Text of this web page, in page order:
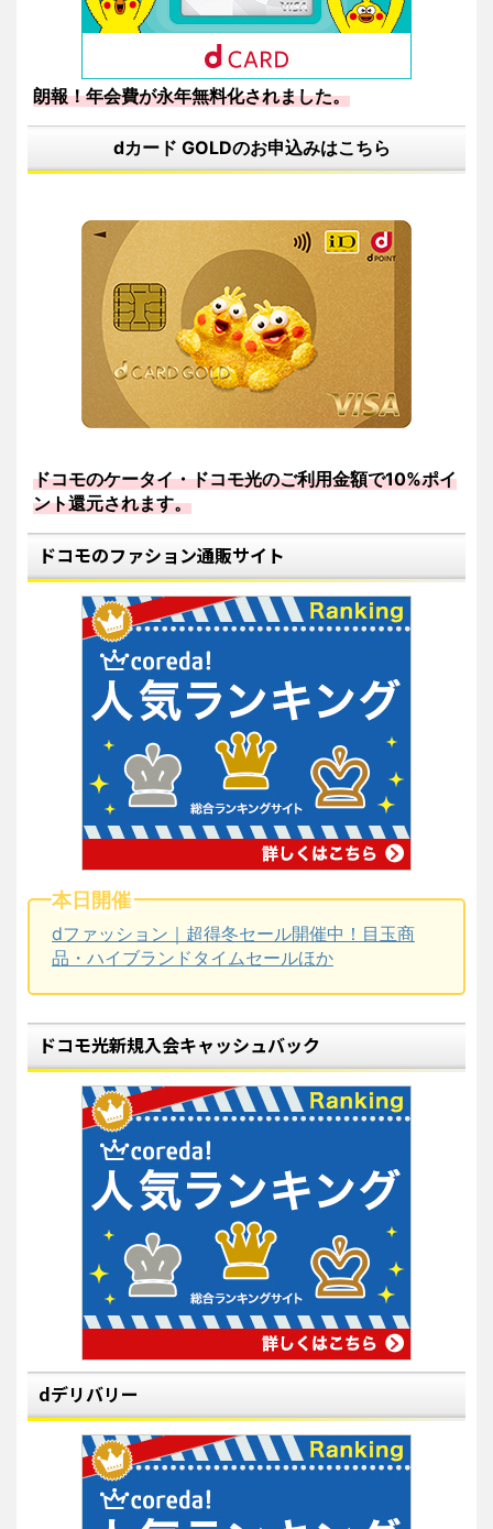
朗報！年会費が永年無料化されました。
dカード GOLDのお申込みはこちら
ドコモのケータイ・ドコモ光のご利用金額で10%ポイ
ント還元されます。
ドコモのファション通販サイト
本日開催
dファッション｜超得冬セール開催中！目玉商
品・ハイブランドタイムセールほか
ドコモ光新規入会キャッシュバック
dデリバリー